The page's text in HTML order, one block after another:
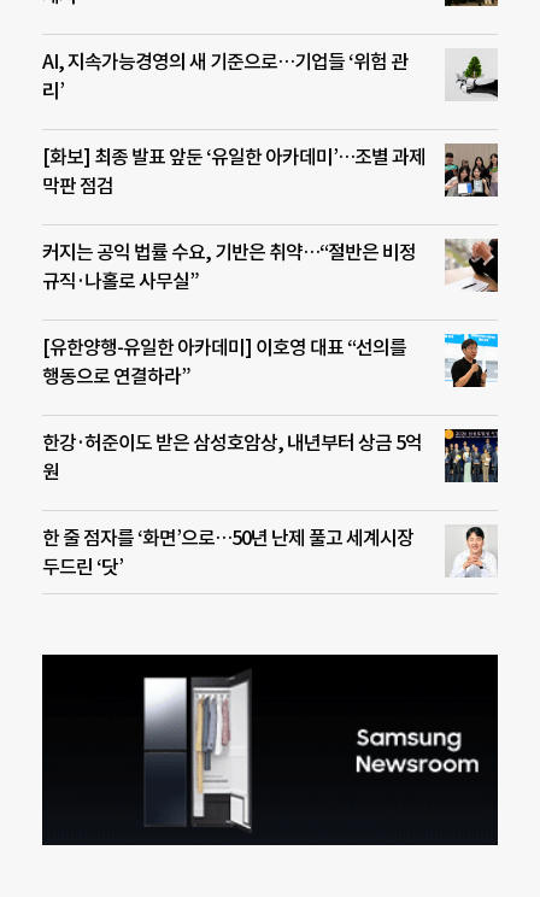
AI, 지속가능경영의 새 기준으로…기업들 ‘위험 관
리’
[화보] 최종 발표 앞둔 ‘유일한 아카데미’…조별 과제
막판 점검
커지는 공익 법률 수요, 기반은 취약…“절반은 비정
규직·나홀로 사무실”
[유한양행-유일한 아카데미] 이호영 대표 “선의를
행동으로 연결하라”
한강·허준이도 받은 삼성호암상, 내년부터 상금 5억
원
한 줄 점자를 ‘화면’으로…50년 난제 풀고 세계시장
두드린 ‘닷’